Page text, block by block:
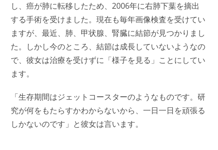
し、癌が肺に転移したため、2006年に右肺下葉を摘出
する手術を受けました。現在も毎年画像検査を受けてい
ますが、最近、肺、甲状腺、腎臓に結節が見つかりまし
た。しかし今のところ、結節は成長していないようなの
で、彼女は治療を受けずに「様子を見る」ことにしてい
ます。
「生存期間はジェットコースターのようなものです。研
究が何をもたらすかわからないから、一日一日を頑張る
しかないのです」と彼女は言います。